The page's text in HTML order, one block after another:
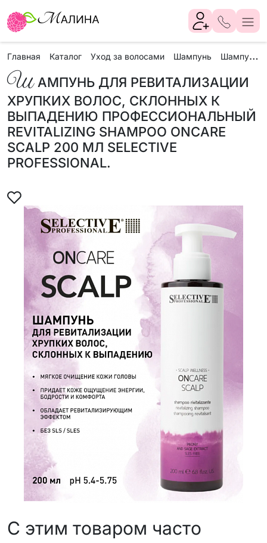
Главная Каталог Уход за волосами Шампунь Ш
ампунь для ревитализации хрупких волос, склонных к выпадению профессиональный Revitalizing shampoo ONCARE SCALP 200 мл Selective Professional.
Ш АМПУНЬ ДЛЯ РЕВИТАЛИЗАЦИИ
ХРУПКИХ ВОЛОС, СКЛОННЫХ К
ВЫПАДЕНИЮ ПРОФЕССИОНАЛЬНЫЙ
REVITALIZING SHAMPOO ONCARE
SCALP 200 МЛ SELECTIVE
PROFESSIONAL.
С этим товаром часто